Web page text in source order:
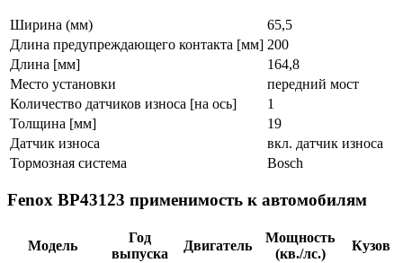
Ширина (мм)
65,5
Длина предупреждающего контакта [мм] 200
Длина [мм]
164,8
Место установки
передний мост
Количество датчиков износа [на ось]
1
Толщина [мм]
19
Датчик износа
вкл. датчик износа
Тормозная система
Bosch
Fenox BP43123 применимость к автомобилям
Модель
Год
выпуска
Двигатель
Мощность
(кв./лс.)
Кузов